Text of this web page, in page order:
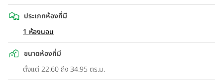
ประเภทห้องที่มี
1 ห้องนอน
ขนาดห้องที่มี
ตั้งแต่ 22.60 ถึง 34.95 ตร.ม.